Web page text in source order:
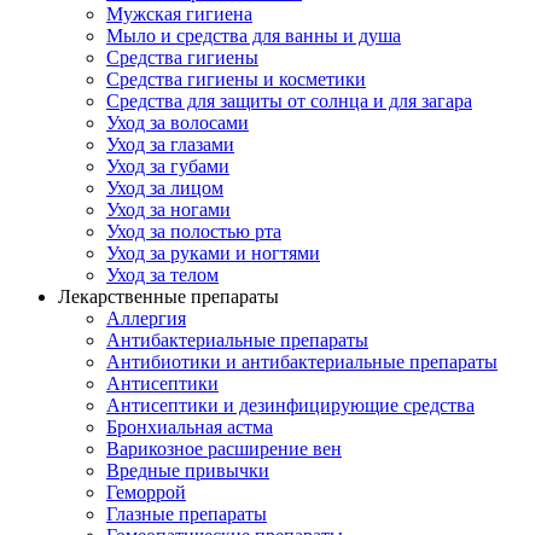
Мужская гигиена
Мыло и средства для ванны и душа
Средства гигиены
Средства гигиены и косметики
Средства для защиты от солнца и для загара
Уход за волосами
Уход за глазами
Уход за губами
Уход за лицом
Уход за ногами
Уход за полостью рта
Уход за руками и ногтями
Уход за телом
Лекарственные препараты
Аллергия
Антибактериальные препараты
Антибиотики и антибактериальные препараты
Антисептики
Антисептики и дезинфицирующие средства
Бронхиальная астма
Варикозное расширение вен
Вредные привычки
Геморрой
Глазные препараты